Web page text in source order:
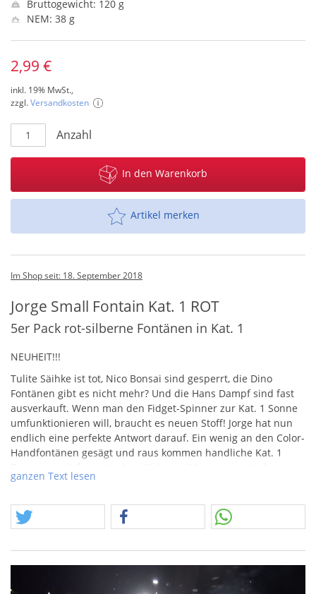
Bruttogewicht: 120 g
NEM: 38 g
2,99 €
inkl. 19% MwSt.,
zzgl.Versandkosten
Anzahl
In den Warenkorb
Artikel merken
Im Shop seit: 18. September 2018
Jorge Small Fontain Kat. 1 ROT
5er Pack rot-silberne Fontänen in Kat. 1
NEUHEIT!!!
Tulite Säihke ist tot, Nico Bonsai sind gesperrt, die Dino
Fontänen gibt es nicht mehr? Und die Hans Dampf sind fast
ausverkauft. Wenn man den Fidget-Spinner zur Kat. 1 Sonne
umfunktionieren will, braucht es neuen Stoff! Jorge hat nun
endlich eine perfekte Antwort darauf. Ein wenig an den Color-
Handfontänen gesägt und raus kommen handliche Kat. 1
Fontänen mit fantastischer Wirkung. Wir starten mit der
Version in roter Leuchtbasis und Silberfontäne im 5er Pack.
ganzen Text lesen